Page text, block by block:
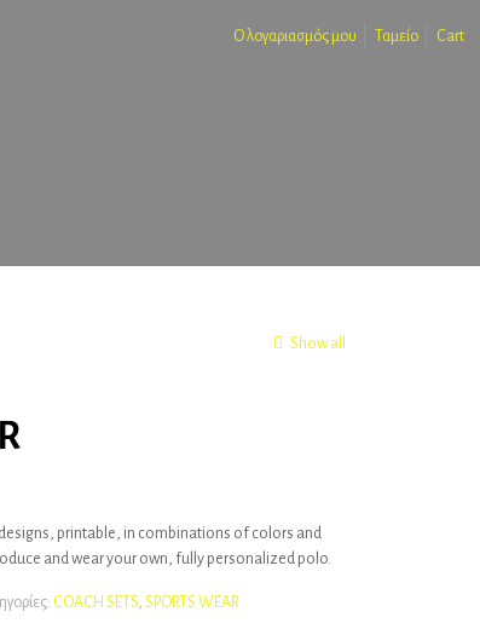
Ο λογαριασμός μου Ταμείο Cart
Show all
printable, in combinations of colors and
and wear your own, fully personalized polo.
COACH SETS,SPORTS WEAR